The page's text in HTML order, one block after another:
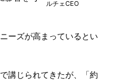
ルチェCEO
ーズが高まっているとい
講じられてきたが、「約